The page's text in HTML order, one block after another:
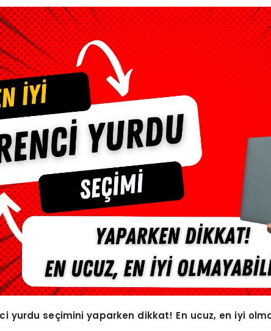
yurdu seçimini yaparken dikkat! En ucuz, en iyi